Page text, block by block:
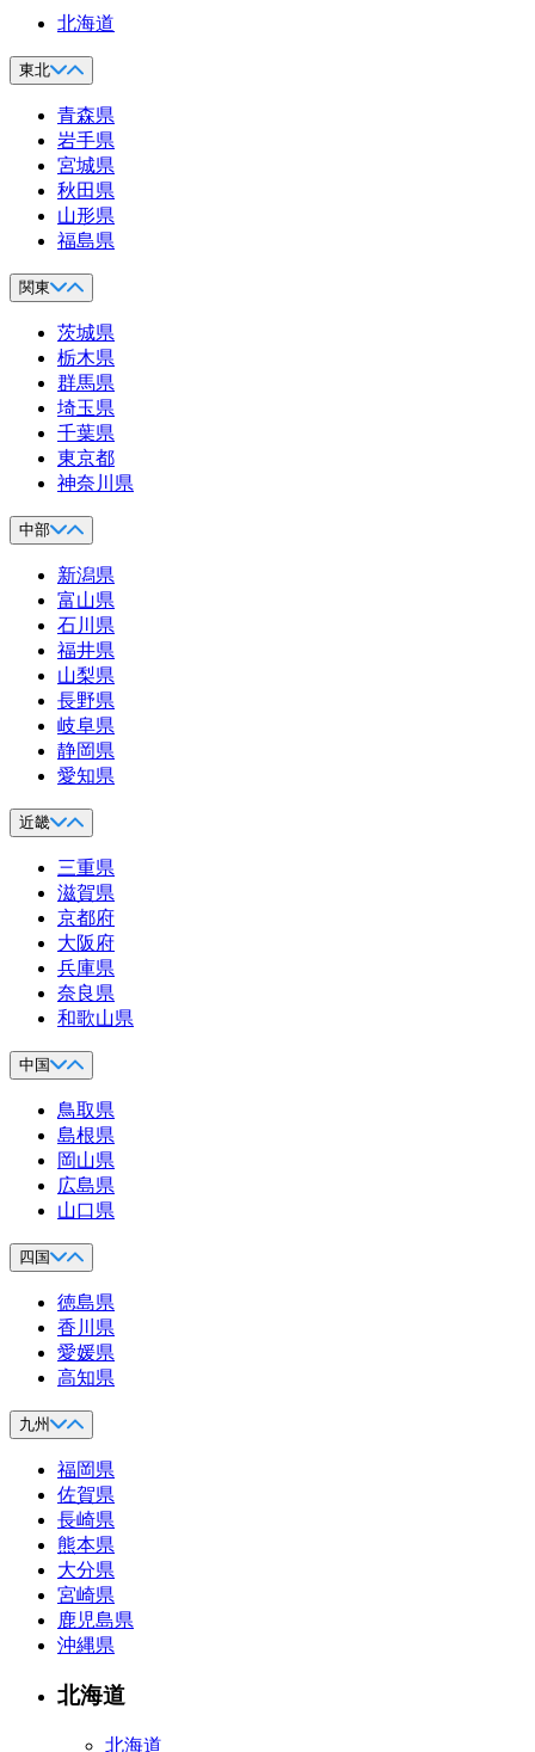
北海道
東北
青森県
岩手県
宮城県
秋田県
山形県
福島県
関東
茨城県
栃木県
群馬県
埼玉県
千葉県
東京都
神奈川県
中部
新潟県
富山県
石川県
福井県
山梨県
長野県
岐阜県
静岡県
愛知県
近畿
三重県
滋賀県
京都府
大阪府
兵庫県
奈良県
和歌山県
中国
鳥取県
島根県
岡山県
広島県
山口県
四国
徳島県
香川県
愛媛県
高知県
九州
福岡県
佐賀県
長崎県
熊本県
大分県
宮崎県
鹿児島県
沖縄県
北海道
北海道